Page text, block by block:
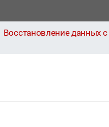
Восстановление данных